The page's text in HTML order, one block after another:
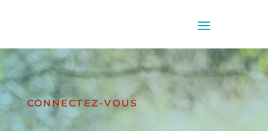
CONNECTEZ-VOUS